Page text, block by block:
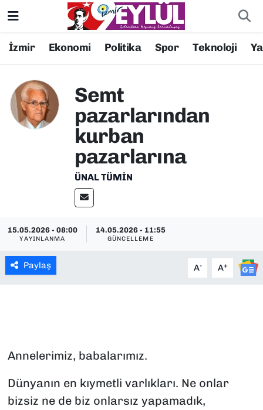
İzmir Ekonomi Politika Spor Teknoloji
Semt
pazarlarından
kurban
pazarlarına
ÜNAL TÜMIN
15.05.2026 - 08:00
YAYINLANMA
14.05.2026 - 11:55
GÜNCELLEME
Paylaş A- A+
Annelerimiz, babalarımız.
Dünyanın en kıymetli varlıkları. Ne onlar
bizsiz ne de biz onlarsız yapamadık,
Resmi İlanlar
DÜNYA
EKONOMİ
KÜLTÜR SANAT
POLİTİKA
YEREL YÖNETİMLER
Konak Nöbetçi Eczaneler
Konak Trafik Yoğunluk Haritası
Süper Lig Puan Durumu ve Fikstür
Tüm Manşetler
Son Dakika Haberleri
Haber Arşivi